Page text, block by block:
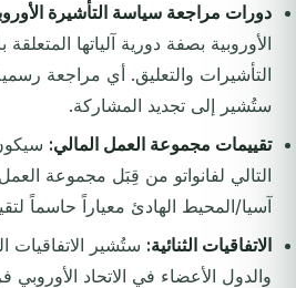
دورات مراجعة سياسة التأشيرة
الأوروبية بصفة دورية آلياتها
التأشيرات والتعليق. أي مراجعة
ستُشير إلى تجديد المشاركة.
تقييمات مجموعة العمل المالي:
التالي لفانواتو من قِبَل مجموعة
آسيا/المحيط الهادئ معياراً حاسماً
الاتفاقيات الثنائية: ستُشير الاتفاقيات
والدول الأعضاء في الاتحاد